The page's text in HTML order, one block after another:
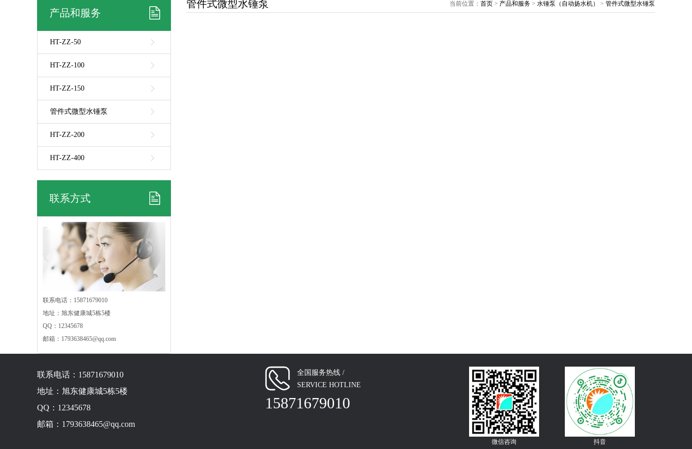
产品和服务
HT-ZZ-50
HT-ZZ-100
HT-ZZ-150
管件式微型水锤泵
HT-ZZ-200
HT-ZZ-400
联系方式
联系电话：15871679010
地址：旭东健康城5栋5楼
QQ：12345678
邮箱：1793638465@qq.com
管件式微型水锤泵 当前位置： 首页 > 产品和服务 > 水锤泵（自动扬水机） > 管件式微型水锤泵
联系电话：15871679010
地址：旭东健康城5栋5楼
QQ：12345678
邮箱：1793638465@qq.com

全国服务热线 /
SERVICE HOTLINE
15871679010
微信咨询 抖音